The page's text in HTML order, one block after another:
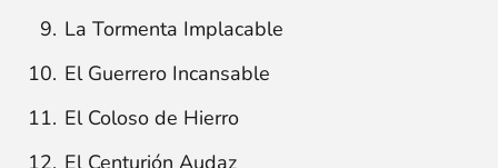
La Tormenta Implacable
El Guerrero Incansable
El Coloso de Hierro